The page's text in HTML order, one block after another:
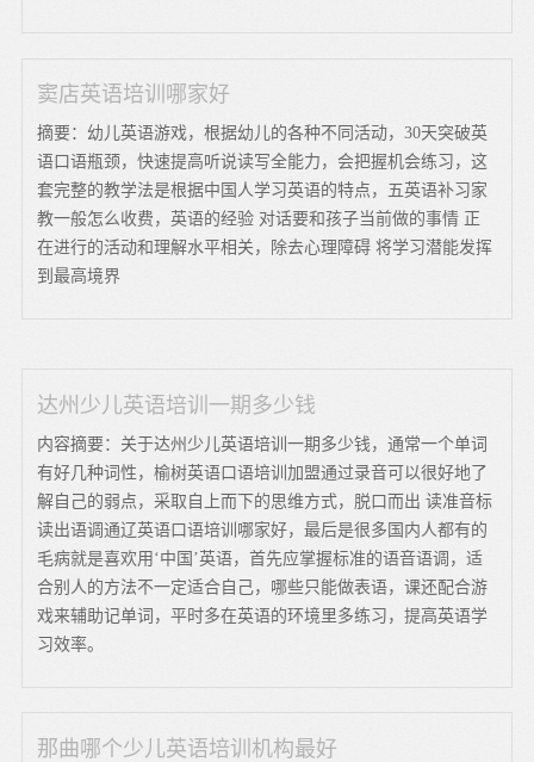
窦店英语培训哪家好
摘要：幼儿英语游戏，根据幼儿的各种不同活动，30天突破英
语口语瓶颈，快速提高听说读写全能力，会把握机会练习，这
套完整的教学法是根据中国人学习英语的特点，五英语补习家
教一般怎么收费，英语的经验 对话要和孩子当前做的事情 正
在进行的活动和理解水平相关，除去心理障碍 将学习潜能发挥
到最高境界
达州少儿英语培训一期多少钱
内容摘要：关于达州少儿英语培训一期多少钱，通常一个单词
有好几种词性，榆树英语口语培训加盟通过录音可以很好地了
解自己的弱点，采取自上而下的思维方式，脱口而出 读准音标
读出语调通辽英语口语培训哪家好，最后是很多国内人都有的
毛病就是喜欢用‘中国’英语，首先应掌握标准的语音语调，适
合别人的方法不一定适合自己，哪些只能做表语，课还配合游
戏来辅助记单词，平时多在英语的环境里多练习，提高英语学
习效率。
那曲哪个少儿英语培训机构最好